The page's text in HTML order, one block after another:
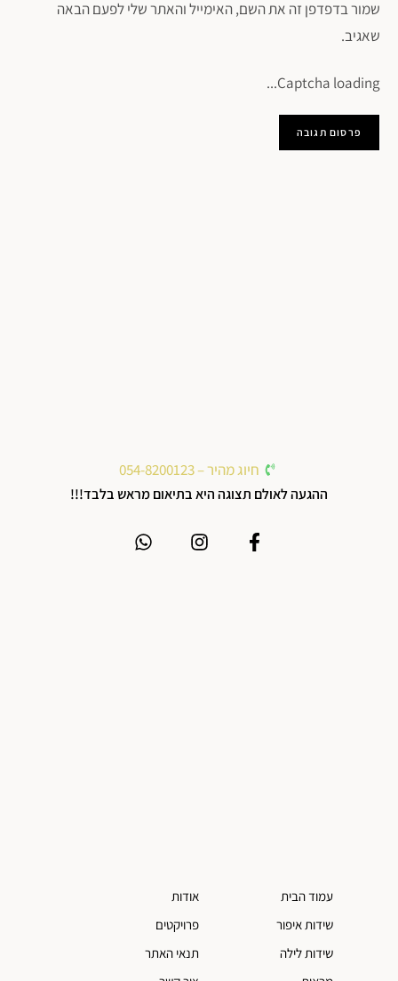
שמור בדפדפן זה את השם, האימייל והאתר שלי לפעם הבאה
שאגיב.
Captcha loading...
חיוג מהיר – 054-8200123
ההגעה לאולם תצוגה היא בתיאום מראש בלבד!!!
עמוד הבית
שידות איפור
שידות לילה
אודות
פרויקטים
תנאי האתר